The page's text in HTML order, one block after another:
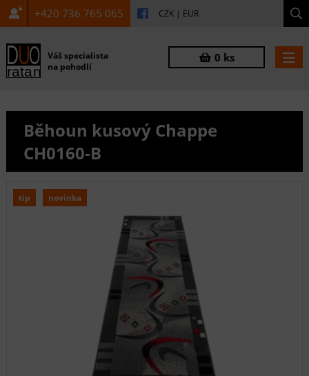
+420 736 765 065 CZK | EUR
Váš specialista
na pohodlí
0 ks
Běhoun kusový Chappe
CH0160-B
tip novinka